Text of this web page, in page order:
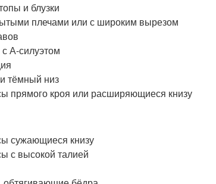
и блузки
плечами или с широким вырезом
А-силуэтом
тёмный низ
прямого кроя или расширяющиеся книзу
сужающиеся книзу
с высокой талией